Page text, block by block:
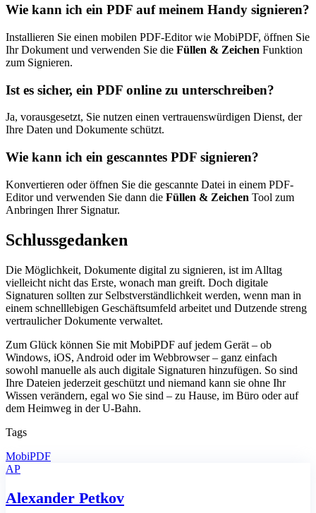
Wie kann ich ein PDF auf meinem Handy signieren?
Installieren Sie einen mobilen PDF-Editor wie MobiPDF, öffnen Sie
Ihr Dokument und verwenden Sie die Füllen & Zeichen Funktion
zum Signieren.
Ist es sicher, ein PDF online zu unterschreiben?
Ja, vorausgesetzt, Sie nutzen einen vertrauenswürdigen Dienst, der
Ihre Daten und Dokumente schützt.
Wie kann ich ein gescanntes PDF signieren?
Konvertieren oder öffnen Sie die gescannte Datei in einem PDF-
Editor und verwenden Sie dann die Füllen & Zeichen Tool zum
Anbringen Ihrer Signatur.
Schlussgedanken
Die Möglichkeit, Dokumente digital zu signieren, ist im Alltag
vielleicht nicht das Erste, wonach man greift. Doch digitale
Signaturen sollten zur Selbstverständlichkeit werden, wenn man in
einem schnelllebigen Geschäftsumfeld arbeitet und Dutzende streng
vertraulicher Dokumente verwaltet.
Zum Glück können Sie mit MobiPDF auf jedem Gerät – ob
Windows, iOS, Android oder im Webbrowser – ganz einfach
sowohl manuelle als auch digitale Signaturen hinzufügen. So sind
Ihre Dateien jederzeit geschützt und niemand kann sie ohne Ihr
Wissen verändern, egal wo Sie sind – zu Hause, im Büro oder auf
dem Heimweg in der U-Bahn.
Tags
MobiPDF
AP
Alexander Petkov